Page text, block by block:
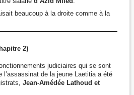
beaucoup à la droite comme à la
2)
judiciaires qui se sont
l’assassinat de la jeune Laetitia a été
Jean-Amédée Lathoud et